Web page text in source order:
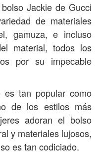
Jackie de Gucci
de materiales
gamuza, e incluso
material, todos los
por su impecable
tan popular como
de los estilos más
adoran el bolso
y materiales lujosos,
es tan codiciado.